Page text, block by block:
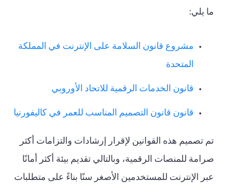
ما يلي:
مشروع قانون السلامة على الإنترنت في المملكة
المتحدة
قانون الخدمات الرقمية للاتحاد الأوروبي
قانون قانون التصميم المناسب للعمر في كاليفورنيا
تم تصميم هذه القوانين لإقرار إرشادات والتزامات أكثر
صرامة للمنصات الرقمية، وبالتالي تقديم بيئة أكثر أمانًا
عبر الإنترنت للمستخدمين الأصغر سنًا بناءً على متطلبات